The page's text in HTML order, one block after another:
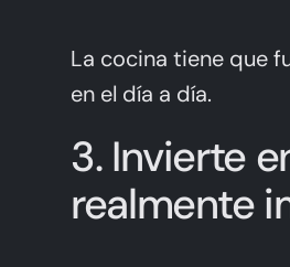
La cocina tiene que
en el día a día.
3. Invierte
realmente